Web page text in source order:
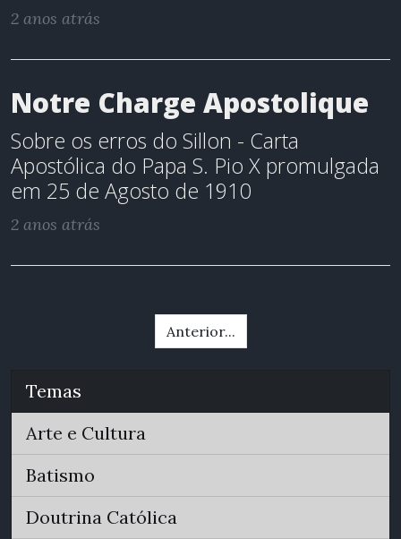
2 anos atrás
Notre Charge Apostolique
Sobre os erros do Sillon - Carta
Apostólica do Papa S. Pio X promulgada
em 25 de Agosto de 1910
2 anos atrás
Anterior...
Temas
Arte e Cultura
Batismo
Doutrina Católica